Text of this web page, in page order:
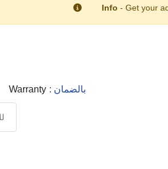
Info - Get your
Warranty
: بالضمان